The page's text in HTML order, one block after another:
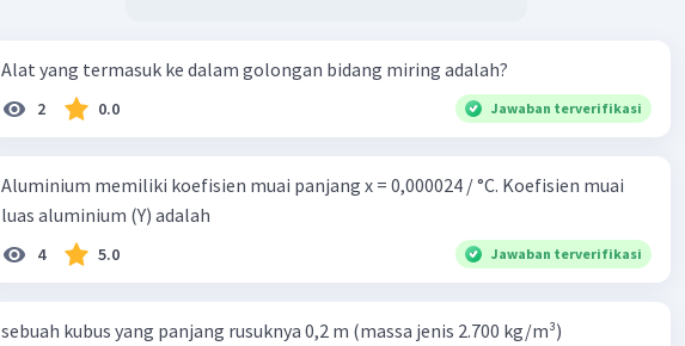
Alat yang termasuk ke dalam golongan bidang miring adalah?
2 0.0 Jawaban terverifikasi
Aluminium memiliki koefisien muai panjang x = 0,000024 / °C. Koefisien muai
luas aluminium (Y) adalah
4 5.0 Jawaban terverifikasi
sebuah kubus yang panjang rusuknya 0,2 m (massa jenis 2.700 kg/m³)